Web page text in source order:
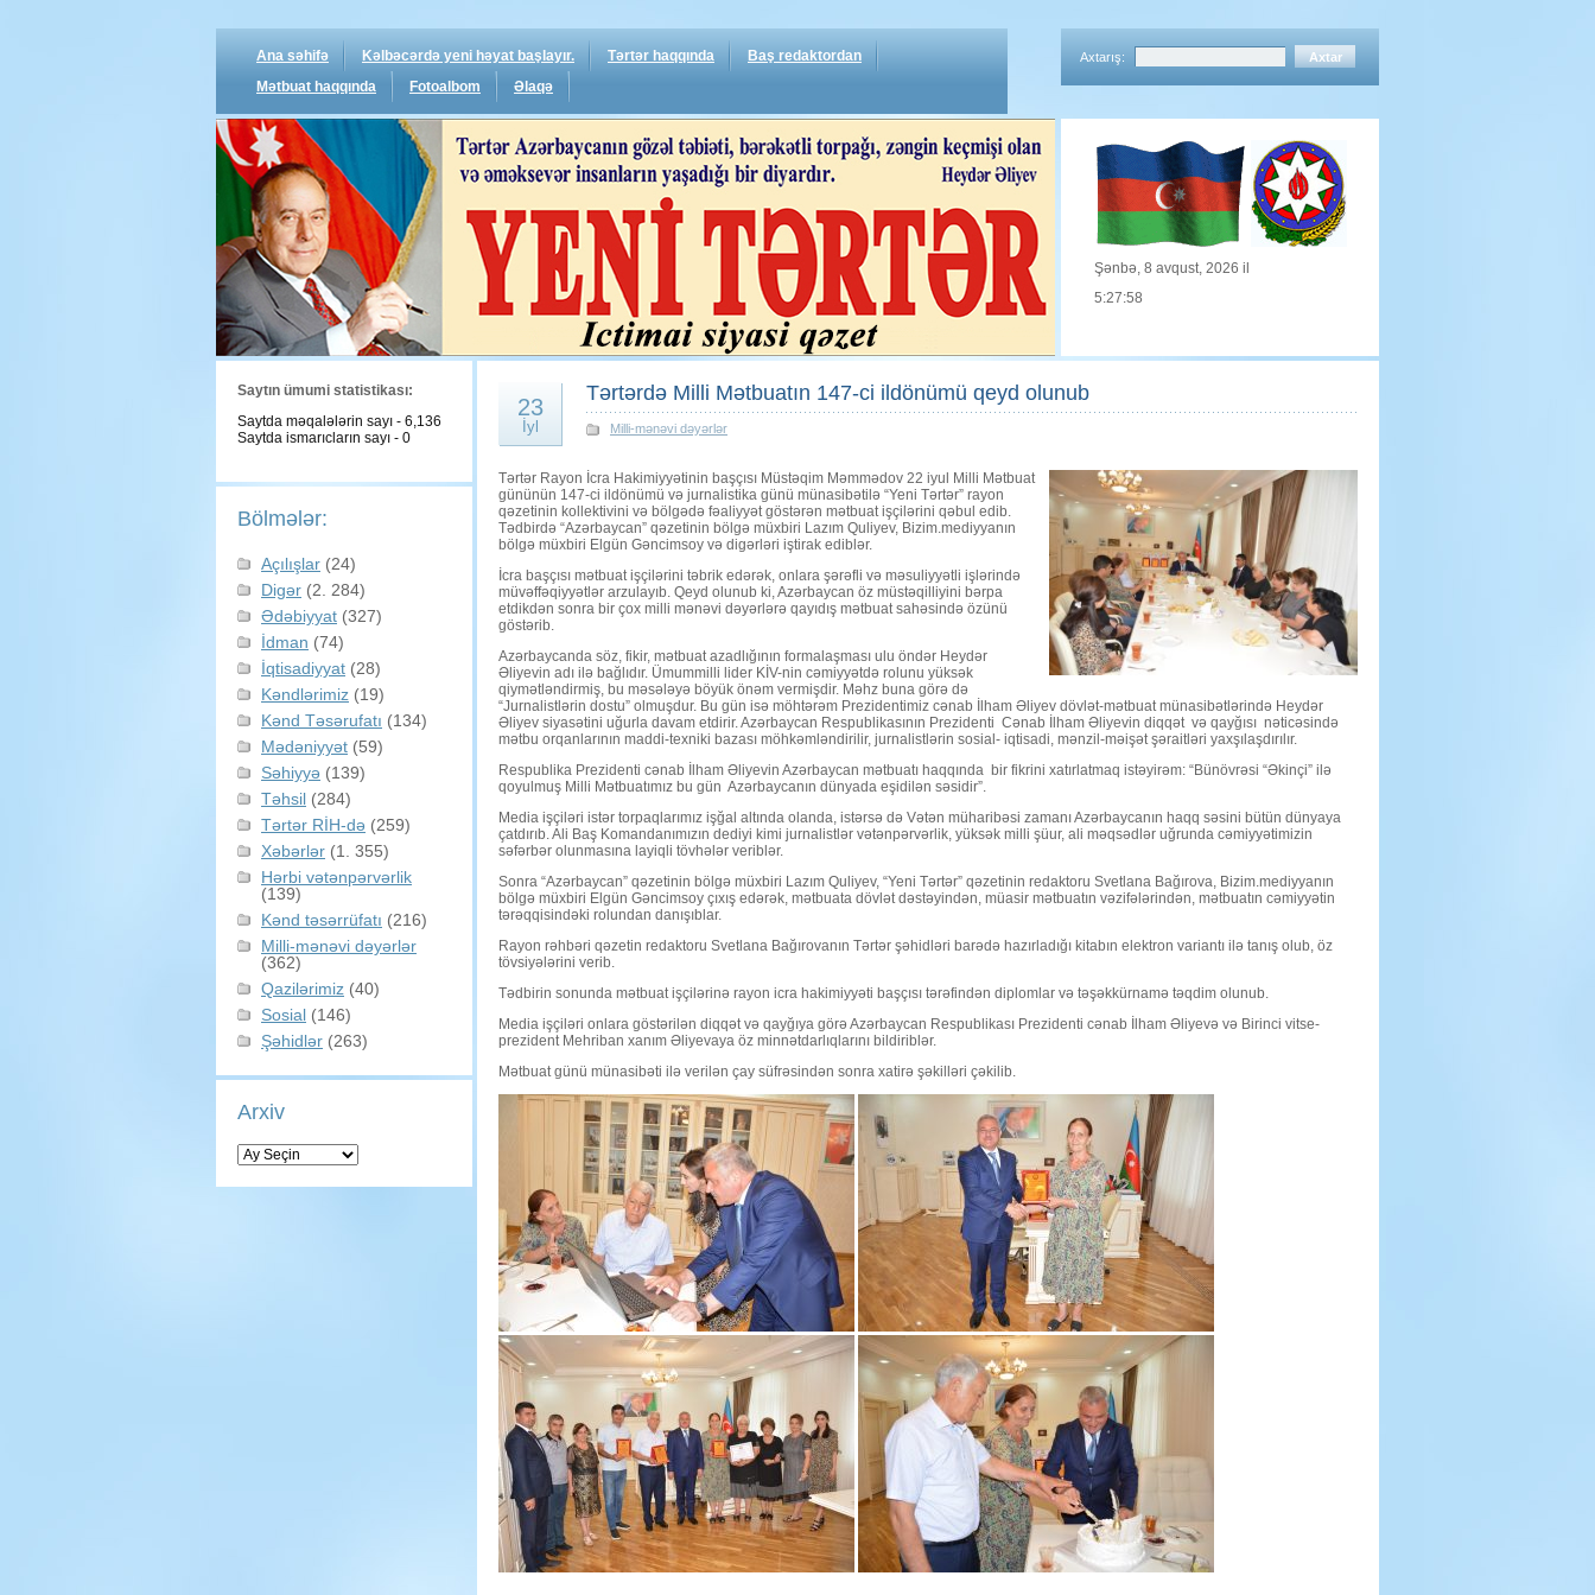
Ana səhifə Kəlbəcərdə yeni həyat başlayır. Tərtər haqqında
Baş redaktordan
Mətbuat haqqında
Fotoalbom Əlaqə
Axtarış:
Şənbə, 8 avqust, 2026 il
5:27:58
Saytın ümumi statistikası:
Saytda məqalələrin sayı - 6,136
Saytda ismarıcların sayı - 0
Bölmələr:
Açılışlar (24)
Digər (2. 284)
Ədəbiyyat (327)
İdman (74)
İqtisadiyyat (28)
Kəndlərimiz (19)
Kənd Təsərufatı (134)
Mədəniyyət (59)
Səhiyyə (139)
Təhsil (284)
Tərtər RİH-də (259)
Xəbərlər (1. 355)
Hərbi vətənpərvərlik
(139)
Kənd təsərrüfatı (216)
Milli-mənəvi dəyərlər
(362)
Qazilərimiz (40)
Sosial (146)
Şəhidlər (263)
Arxiv
Arxiv
23
İyl
Tərtərdə Milli Mətbuatın 147-ci ildönümü qeyd olunub
Milli-mənəvi dəyərlər
Tərtər Rayon İcra Hakimiyyətinin başçısı Müstəqim Məmmədov 22 iyul Milli Mətbuat
gününün 147-ci ildönümü və jurnalistika günü münasibətilə “Yeni Tərtər” rayon
qəzetinin kollektivini və bölgədə fəaliyyət göstərən mətbuat işçilərini qəbul edib.
Tədbirdə “Azərbaycan” qəzetinin bölgə müxbiri Lazım Quliyev, Bizim.mediyyanın
bölgə müxbiri Elgün Gəncimsoy və digərləri iştirak ediblər.
İcra başçısı mətbuat işçilərini təbrik edərək, onlara şərəfli və məsuliyyətli işlərində
müvəffəqiyyətlər arzulayıb. Qeyd olunub ki, Azərbaycan öz müstəqilliyini bərpa
etdikdən sonra bir çox milli mənəvi dəyərlərə qayıdış mətbuat sahəsində özünü
göstərib.
Azərbaycanda söz, fikir, mətbuat azadlığının formalaşması ulu öndər Heydər
Əliyevin adı ilə bağlıdır. Ümummilli lider KİV-nin cəmiyyətdə rolunu yüksək
qiymətləndirmiş, bu məsələyə böyük önəm vermişdir. Məhz buna görə də
“Jurnalistlərin dostu” olmuşdur. Bu gün isə möhtərəm Prezidentimiz cənab İlham Əliyev dövlət-mətbuat münasibətlərində Heydər
Əliyev siyasətini uğurla davam etdirir. Azərbaycan Respublikasının Prezidenti Cənab İlham Əliyevin diqqət və qayğısı nəticəsində
mətbu orqanlarının maddi-texniki bazası möhkəmləndirilir, jurnalistlərin sosial- iqtisadi, mənzil-məişət şəraitləri yaxşılaşdırılır.
Respublika Prezidenti cənab İlham Əliyevin Azərbaycan mətbuatı haqqında bir fikrini xatırlatmaq istəyirəm: “Bünövrəsi “Əkinçi” ilə
qoyulmuş Milli Mətbuatımız bu gün Azərbaycanın dünyada eşidilən səsidir”.
Media işçiləri istər torpaqlarımız işğal altında olanda, istərsə də Vətən müharibəsi zamanı Azərbaycanın haqq səsini bütün dünyaya
çatdırıb. Ali Baş Komandanımızın dediyi kimi jurnalistlər vətənpərvərlik, yüksək milli şüur, ali məqsədlər uğrunda cəmiyyətimizin
səfərbər olunmasına layiqli tövhələr veriblər.
Sonra “Azərbaycan” qəzetinin bölgə müxbiri Lazım Quliyev, “Yeni Tərtər” qəzetinin redaktoru Svetlana Bağırova, Bizim.mediyyanın
bölgə müxbiri Elgün Gəncimsoy çıxış edərək, mətbuata dövlət dəstəyindən, müasir mətbuatın vəzifələrindən, mətbuatın cəmiyyətin
tərəqqisindəki rolundan danışıblar.
Rayon rəhbəri qəzetin redaktoru Svetlana Bağırovanın Tərtər şəhidləri barədə hazırladığı kitabın elektron variantı ilə tanış olub, öz
tövsiyələrini verib.
Tədbirin sonunda mətbuat işçilərinə rayon icra hakimiyyəti başçısı tərəfindən diplomlar və təşəkkürnamə təqdim olunub.
Media işçiləri onlara göstərilən diqqət və qayğıya görə Azərbaycan Respublikası Prezidenti cənab İlham Əliyevə və Birinci vitse-
prezident Mehriban xanım Əliyevaya öz minnətdarlıqlarını bildiriblər.
Mətbuat günü münasibəti ilə verilən çay süfrəsindən sonra xatirə şəkilləri çəkilib.